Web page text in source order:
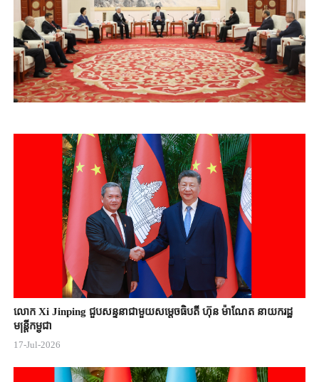
លោក Xi Jinping ជួបសន្ទនាជាមួយសម្តេចធិបតី ហ៊ុន ម៉ាណែត នាយករដ្ឋ
មន្ត្រីកម្ពុជា
17-Jul-2026